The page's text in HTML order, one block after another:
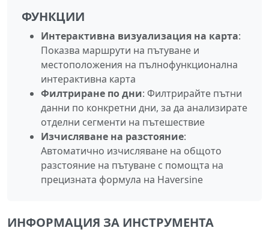
ФУНКЦИИ
Интерактивна визуализация на карта:
Показва маршрути на пътуване и
местоположения на пълнофункционална
интерактивна карта
Филтриране по дни: Филтрирайте пътни
данни по конкретни дни, за да анализирате
отделни сегменти на пътешествие
Изчисляване на разстояние:
Автоматично изчисляване на общото
разстояние на пътуване с помощта на
прецизната формула на Haversine
ИНФОРМАЦИЯ ЗА ИНСТРУМЕНТА